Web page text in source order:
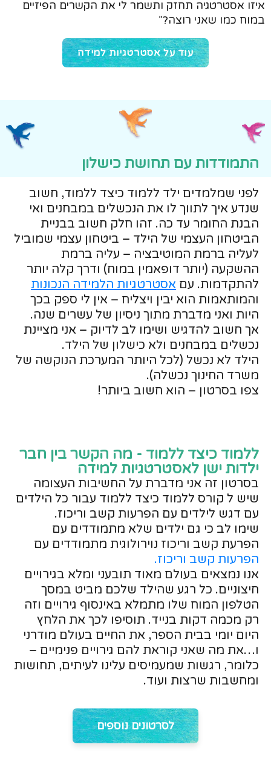
איזו אסטרטגיה תחזק ותשמר לי את הקשרים הפיזיים
במוח כמו שאני רוצה?”
עוד על אסטרטגיות למידה
לסרטונים נוספים
התמודדות עם תחושת כישלון
לפני שמלמדים ילד ללמוד כיצד ללמוד, חשוב
שנדע איך לתווך לו את הנכשלים במבחנים ואי
הבנת החומר עד כה. זהו חלק חשוב בבניית
הביטחון העצמי של הילד – ביטחון עצמי שמוביל
לעליה ברמת המוטיבציה – עליה ברמת
ההשקעה (יותר דופאמין במוח) ודרך קלה יותר
להתקדמות. עם אסטרטגיות הלמידה הנכונות
והמותאמות הוא יבין ויצליח – אין לי ספק בכך
היות ואני מדברת מתוך ניסיון של עשרים שנה.
אך חשוב להדגיש ושימו לב לדיוק – אני מציינת
נכשלים במבחנים ולא כישלון של הילד.
הילד לא נכשל (לכל היותר המערכת הנוקשה של
משרד החינוך נכשלה).
צפו בסרטון – הוא חשוב ביותר!
ללמוד כיצד ללמוד - מה הקשר בין חבר
ילדות ישן לאסטרטגיות למידה
בסרטון זה אני מדברת על החשיבות העצומה
שיש ל קורס ללמוד כיצד ללמוד עבור כל הילדים
עם דגש לילדים עם הפרעות קשב וריכוז.
שימו לב כי גם ילדים שלא מתמודדים עם
הפרעת קשב וריכוז נוירולוגית מתמודדים עם
הפרעות קשב וריכוז.
אנו נמצאים בעולם מאוד תובעני ומלא בגירויים
חיצוניים. כל רגע שהילד שלכם מביט במסך
הטלפון המוח שלו מתמלא באינסוף גירויים וזה
רק מכמה דקות בנייד. תוסיפו לכך את הלחץ
היום יומי בבית הספר, את החיים בעולם מודרני
ו…את מה שאני קוראת להם גירויים פנימיים –
כלומר, רגשות שמעמיסים עלינו לעיתים, תחושות
ומחשבות שרצות ועוד.